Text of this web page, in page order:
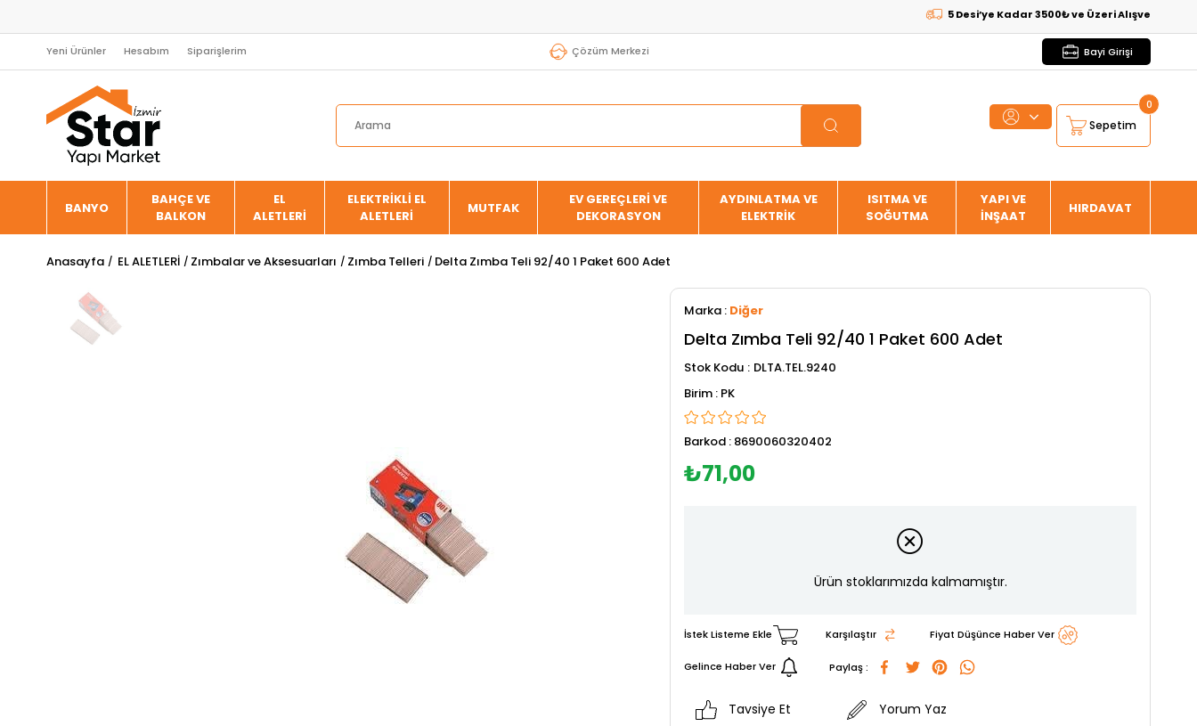
5 Desi’ye Kadar 3500₺ ve Üzeri Alışverişlerde
Yeni Ürünler Hesabım Siparişlerim Çözüm Merkezi Bayi Girişi
Sepetim
0
BANYO
BAHÇE VE
BALKON
EL
ALETLERİ
ELEKTRİKLİ EL
ALETLERİ
MUTFAK
EV GEREÇLERİ VE
DEKORASYON
AYDINLATMA VE
ELEKTRİK
ISITMA VE
SOĞUTMA
YAPI VE
İNŞAAT
HIRDAVAT
Anasayfa EL ALETLERİ Zımbalar ve Aksesuarları Zımba Telleri Delta Zımba Teli 92/40 1 Paket 600 Adet
Marka : Diğer
Delta Zımba Teli 92/40 1 Paket 600 Adet
Stok Kodu
DLTA.TEL.9240
PK
Barkod : 8690060320402
₺71,00
Ürün stoklarımızda kalmamıştır.
İstek Listeme Ekle Karşılaştır Fiyat Düşünce Haber Ver
Gelince Haber Ver Paylaş :
Tavsiye Et Yorum Yaz